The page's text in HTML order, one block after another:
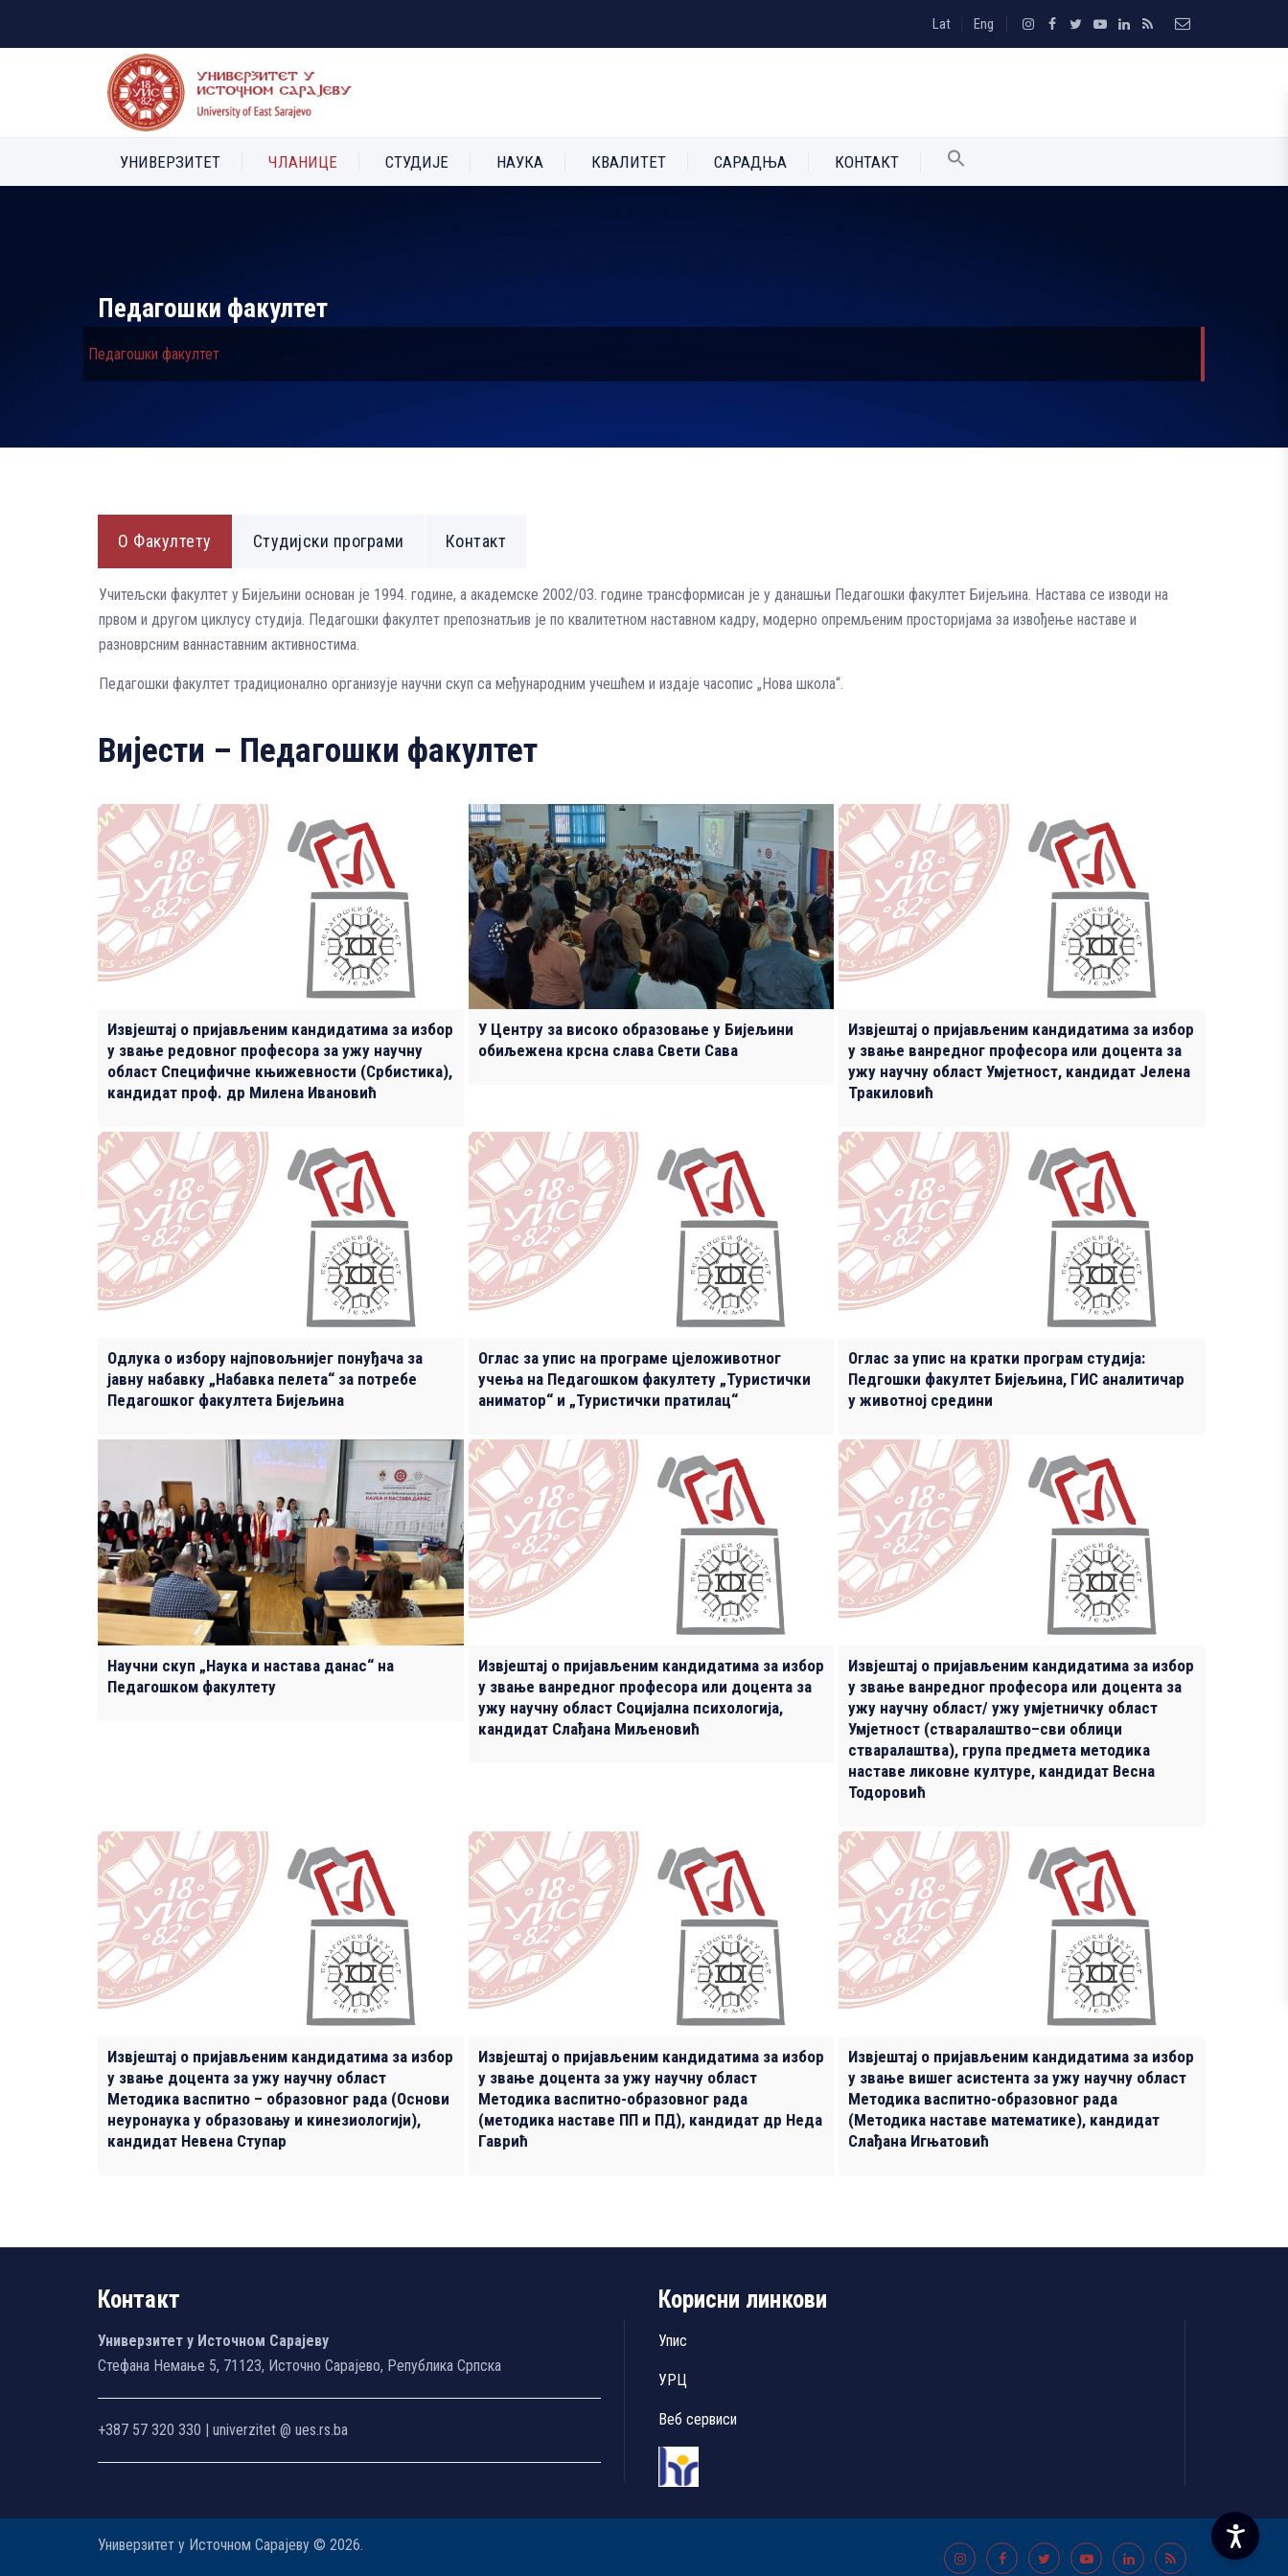
Lat Eng
УНИВЕРЗИТЕТ ЧЛАНИЦЕ СТУДИЈЕ НАУКА КВАЛИТЕТ САРАДЊА КОНТАКТ
Педагошки факултет
Педагошки факултет
О Факултету Студијски програми Контакт
Учитељски факултет у Бијељини основан је 1994. године, а академске 2002/03. године трансформисан је у данашњи Педагошки факултет Бијељина. Настава се изводи на
првом и другом циклусу студија. Педагошки факултет препознатљив је по квалитетном наставном кадру, модерно опремљеним просторијама за извођење наставе и
разноврсним ваннаставним активностима.
Педагошки факултет традиционално организује научни скуп са међународним учешћем и издаје часопис „Нова школа“.
Вијести – Педагошки факултет
Извјештај о пријављеним кандидатима за избор
у звање редовног професора за ужу научну
област Специфичне књижевности (Србистика),
кандидат проф. др Милена Ивановић
У Центру за високо образовање у Бијељини
обиљежена крсна слава Свети Сава
Извјештај о пријављеним кандидатима за избор
у звање ванредног професора или доцента за
ужу научну област Умјетност, кандидат Јелена
Тракиловић
Одлука о избору најповољнијег понуђача за
јавну набавку „Набавка пелета“ за потребе
Педагошког факултета Бијељина
Оглас за упис на програме цјеложивотног
учења на Педагошком факултету „Туристички
аниматор“ и „Туристички пратилац“
Оглас за упис на кратки програм студија:
Педгошки факултет Бијељина, ГИС аналитичар
у животној средини
Научни скуп „Наука и настава данас“ на
Педагошком факултету
Извјештај о пријављеним кандидатима за избор
у звање ванредног професора или доцента за
ужу научну област Социјална психологија,
кандидат Слађана Миљеновић
Извјештај о пријављеним кандидатима за избор
у звање ванредног професора или доцента за
ужу научну област/ ужу умјетничку област
Умјетност (стваралаштво–сви облици
стваралаштва), група предмета методика
наставе ликовне културе, кандидат Весна
Тодоровић
Извјештај о пријављеним кандидатима за избор
у звање доцента за ужу научну област
Mетодика васпитно – образовног рада (Oснови
неуронаука у образовању и кинезиологији),
кандидат Невена Ступар
Извјештај о пријављеним кандидатима за избор
у звање доцента за ужу научну област
Методика васпитно-образовног рада
(методика наставе ПП и ПД), кандидат др Неда
Гаврић
Извјештај о пријављеним кандидатима за избор
у звање вишег асистента за ужу научну област
Методика васпитно-образовног рада
(Методика наставе математике), кандидат
Слађана Игњатовић
Контакт
Универзитет у Источном Сарајеву
Стефана Немање 5, 71123, Источно Сарајево, Република Српска
+387 57 320 330 | univerzitet @ ues.rs.ba
Корисни линкови
Упис
УРЦ
Веб сервиси
Универзитет у Источном Сарајеву © 2026.